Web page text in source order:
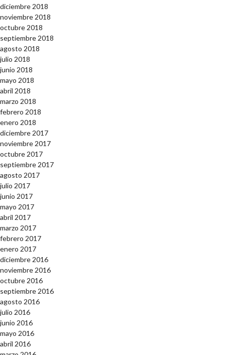
diciembre 2018
noviembre 2018
octubre 2018
septiembre 2018
agosto 2018
julio 2018
junio 2018
mayo 2018
abril 2018
marzo 2018
febrero 2018
enero 2018
diciembre 2017
noviembre 2017
octubre 2017
septiembre 2017
agosto 2017
julio 2017
junio 2017
mayo 2017
abril 2017
marzo 2017
febrero 2017
enero 2017
diciembre 2016
noviembre 2016
octubre 2016
septiembre 2016
agosto 2016
julio 2016
junio 2016
mayo 2016
abril 2016